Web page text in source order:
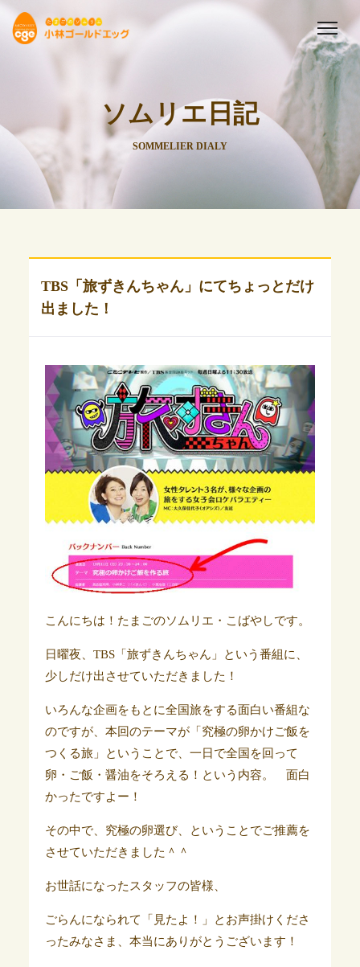
ソムリエ日記
SOMMELIER DIALY
TBS「旅ずきんちゃん」にてちょっとだけ
出ました！
こんにちは！たまごのソムリエ・こばやしです。
日曜夜、TBS「旅ずきんちゃん」という番組に、
少しだけ出させていただきました！
いろんな企画をもとに全国旅をする面白い番組な
のですが、本回のテーマが「究極の卵かけご飯を
つくる旅」ということで、一日で全国を回って
卵・ご飯・醤油をそろえる！という内容。 面白
かったですよー！
その中で、究極の卵選び、ということでご推薦を
させていただきました＾＾
お世話になったスタッフの皆様、
ごらんになられて「見たよ！」とお声掛けくださ
ったみなさま、本当にありがとうございます！